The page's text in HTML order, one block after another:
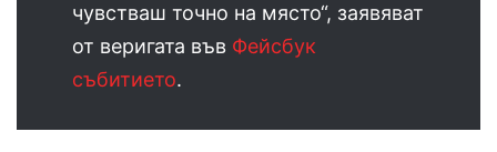
чувстваш точно на място“, заявяват
от веригата във Фейсбук
събитието.